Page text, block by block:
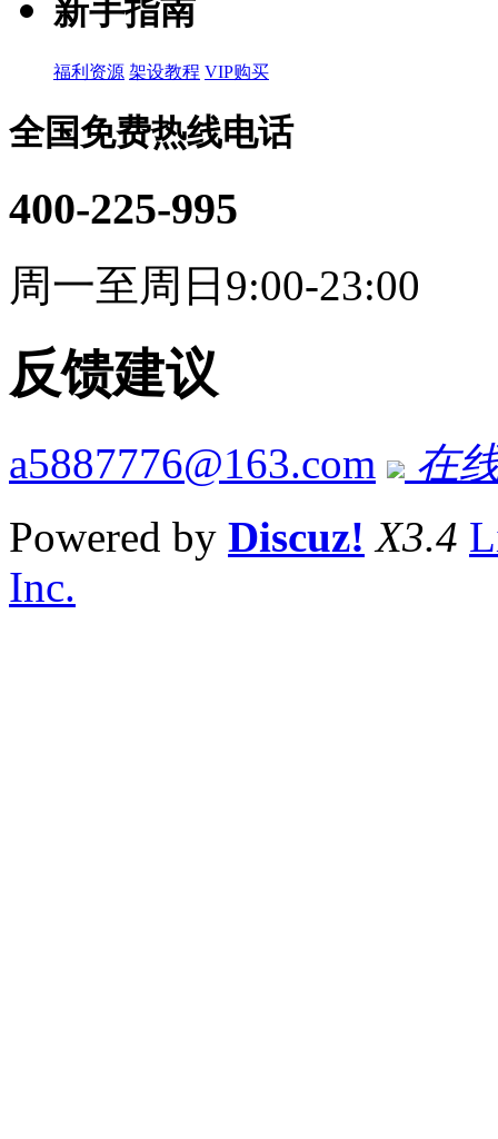
新手指南
福利资源 架设教程 VIP购买
全国免费热线电话
400-225-995
周一至周日9:00-23:00
反馈建议
a5887776@163.com
在
Powered by Discuz! X3.4
Inc.